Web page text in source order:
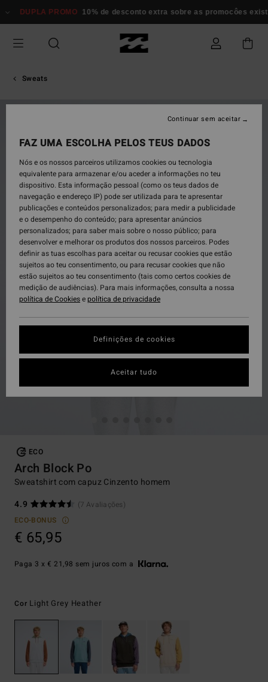
para
informação
DUPLA PROMO 10% de desconto extra sobre as promocôes
Sweats
ECO
Arch Block Po
Sweatshirt com capuz Cinzento homem
4.9
(7 Avaliações)
ECO-BONUS
€ 65,95
Paga 3 x € 21,98 sem juros com a
Cor Light Grey Heather
FAZ UMA ESCOLHA PELOS TEUS DADOS
Nós e os nossos parceiros utilizamos cookies ou tecnologia
equivalente para armazenar e/ou aceder a informações no teu
dispositivo. Esta informação pessoal (como os teus dados de
navegação e endereço IP) pode ser utilizada para te apresentar
publicações e conteúdos personalizados; para medir a publicidade
e o desempenho do conteúdo; para apresentar anúncios
personalizados; para saber mais sobre o nosso público; para
desenvolver e melhorar os produtos dos nossos parceiros. Podes
definir as tuas escolhas para aceitar ou recusar cookies que estão
sujeitos ao teu consentimento, ou para recusar cookies que não
estão sujeitos ao teu consentimento (tais como certos cookies de
medição de audiências). Para mais informações, consulta a nossa
política de Cookiesepolítica de privacidade
Definições de cookies
Continuar sem aceitar
Aceitar tudo